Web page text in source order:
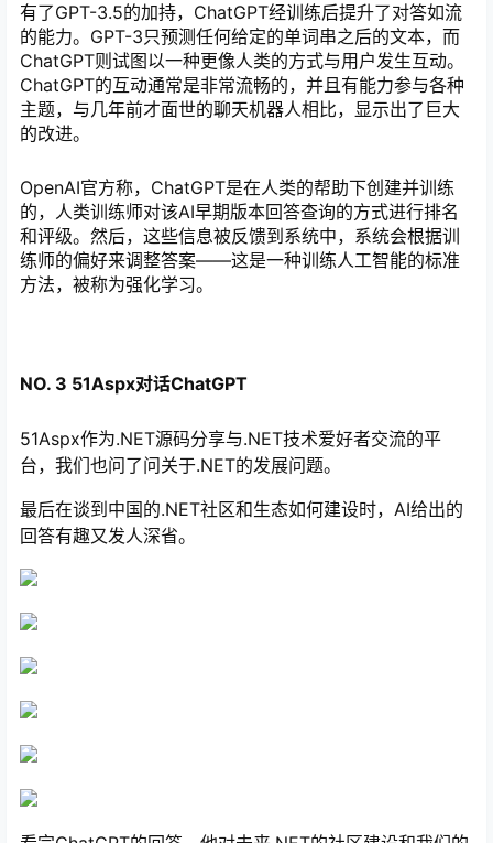
有了GPT-3.5的加持，ChatGPT经训练后提升了对答如流
的能力。GPT-3只预测任何给定的单词串之后的文本，而
ChatGPT则试图以一种更像人类的方式与用户发生互动。
ChatGPT的互动通常是非常流畅的，并且有能力参与各种
主题，与几年前才面世的聊天机器人相比，显示出了巨大
的改进。
OpenAI官方称，ChatGPT是在人类的帮助下创建并训练
的，人类训练师对该AI早期版本回答查询的方式进行排名
和评级。然后，这些信息被反馈到系统中，系统会根据训
练师的偏好来调整答案——这是一种训练人工智能的标准
方法，被称为强化学习。
NO. 3 51Aspx对话ChatGPT
51Aspx作为.NET源码分享与.NET技术爱好者交流的平
台，我们也问了问关于.NET的发展问题。
最后在谈到中国的.NET社区和生态如何建设时，AI给出的
回答有趣又发人深省。